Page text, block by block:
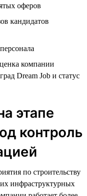
оферов
кандидатов
компании
Dream Job и статус
этапе
контроль
по строительству
инфраструктурных